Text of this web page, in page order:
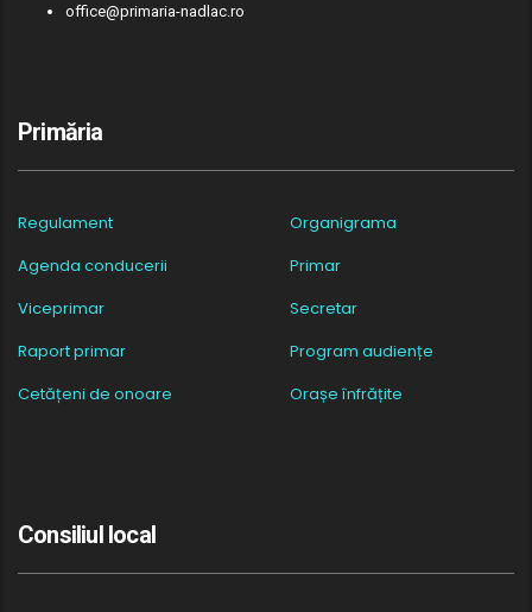
office@primaria-nadlac.ro
Primăria
Regulament
Organigrama
Agenda conducerii
Primar
Viceprimar
Secretar
Raport primar
Program audiențe
Cetățeni de onoare
Orașe înfrățite
Consiliul local